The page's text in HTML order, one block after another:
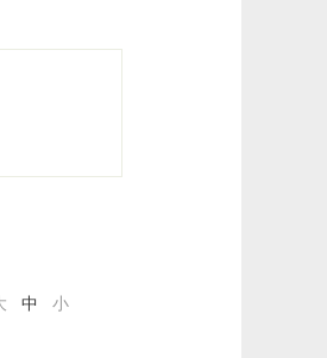
中 小